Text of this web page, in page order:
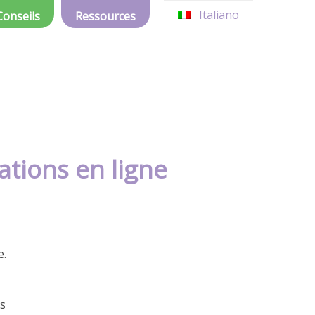
Ressources Italiano
en ligne